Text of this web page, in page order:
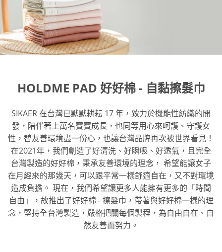
HOLDME PAD 好好棉 - 自黏擦髮巾
SIKAER 在台灣已默默耕耘 17 年，致力於機能性紡織的開
發，陪伴著上萬名寶寶成長，也同等用心來呵護、守護女
性，替友善環境盡一份心，也讓台灣品牌再次被世界看見！
在2021年，我們創造了好清洗、好瞬吸、好透氣，且完全
台灣製造的好好棉，秉承友善環境的理念， 希望能讓女子
在月經來的那幾天，可以跟平常一樣舒適自在，又不對環境
造成負擔。 現在，我們希望讓更多人能擁有更多的「時間
自由」，故推出了好好棉 - 擦髮巾，帶著與好好棉一樣的理
念，堅持全台灣製造，嚴格把關每個製程，為自由自在、自
然友善而努力。